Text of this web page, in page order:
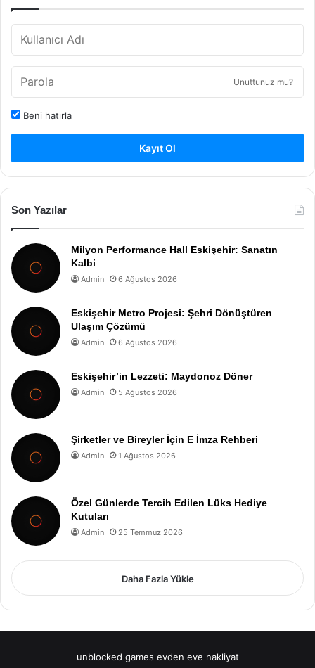
Unuttunuz mu?
Beni hatırla
Kayıt Ol
Son Yazılar
Milyon Performance Hall Eskişehir: Sanatın
Kalbi
Admin 6 Ağustos 2026
Eskişehir Metro Projesi: Şehri Dönüştüren
Ulaşım Çözümü
Admin 6 Ağustos 2026
Eskişehir’in Lezzeti: Maydonoz Döner
Admin 5 Ağustos 2026
Şirketler ve Bireyler İçin E İmza Rehberi
Admin 1 Ağustos 2026
Özel Günlerde Tercih Edilen Lüks Hediye
Kutuları
Admin 25 Temmuz 2026
Daha Fazla Yükle
unblocked games evden eve nakliyat